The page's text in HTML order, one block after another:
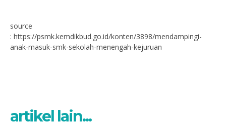
source
: https://psmk.kemdikbud.go.id/konten/3898/mendampingi-
anak-masuk-smk-sekolah-menengah-kejuruan
artikel lain...